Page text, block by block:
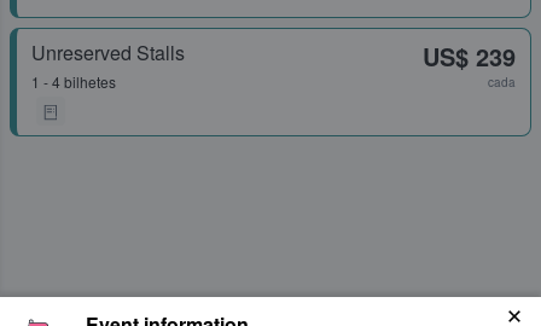
Unreserved Stalls
1 - 4 bilhetes
US$ 239
cada